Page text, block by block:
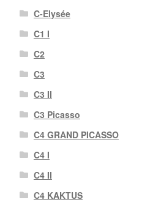
C-Elysée
C1 I
C2
C3
C3 II
C3 Picasso
C4 GRAND PICASSO
C4 I
C4 II
C4 KAKTUS